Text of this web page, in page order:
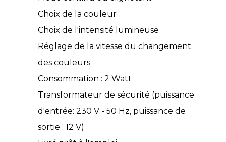
Choix de la couleur
Choix de l'intensité lumineuse
Réglage de la vitesse du changement
des couleurs
Consommation : 2 Watt
Transformateur de sécurité (puissance
d'entrée: 230 V - 50 Hz, puissance de
sortie : 12 V)